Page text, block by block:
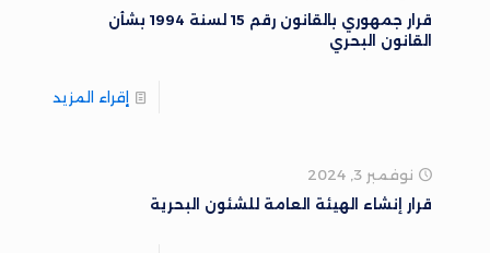
قرار جمهوري بالقانون رقم 15 لسنة 1994 بشأن
القانون البحري
إقراء المزيد
نوفمبر 3, 2024
قرار إنشاء الهيئة العامة للشئون البحرية